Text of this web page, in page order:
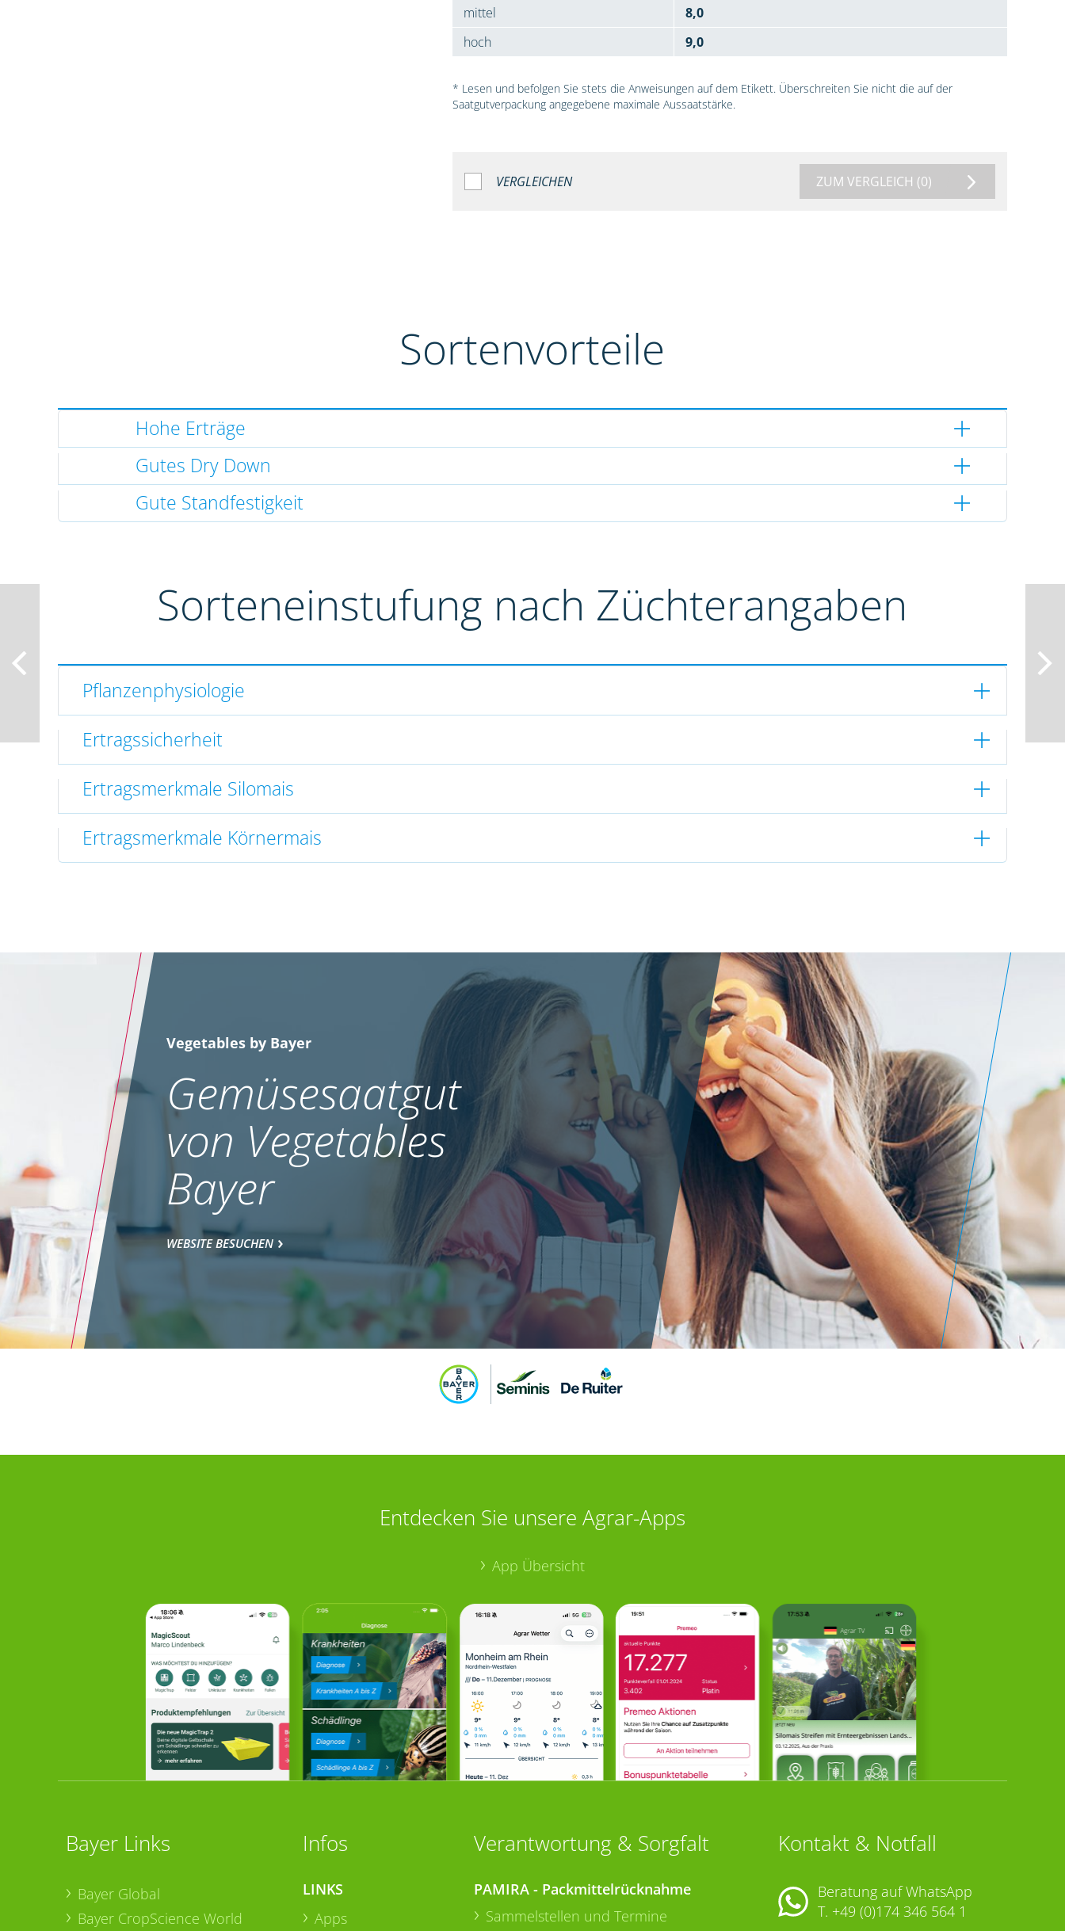
mittel
8,0
hoch
9,0
* Lesen und befolgen Sie stets die Anweisungen auf dem Etikett. Überschreiten Sie nicht die auf der
Saatgutverpackung angegebene maximale Aussaatstärke.
VERGLEICHEN ZUM VERGLEICH (0)
Sortenvorteile
Hohe Erträge
Gutes Dry Down
Gute Standfestigkeit
Sorteneinstufung nach Züchterangaben
Pflanzenphysiologie
Ertragssicherheit
Ertragsmerkmale Silomais
Ertragsmerkmale Körnermais
Vegetables by Bayer
Gemüsesaatgut
von Vegetables
Bayer
WEBSITE BESUCHEN
Entdecken Sie unsere Agrar-Apps
App Übersicht
Bayer Links
Bayer Global
Bayer CropScience World
Infos
LINKS
Apps
Verantwortung & Sorgfalt
PAMIRA - Packmittelrücknahme
Sammelstellen und Termine
Kontakt & Notfall
Beratung auf WhatsApp
T. +49 (0)174 346 564 1